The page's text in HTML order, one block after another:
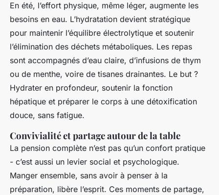
En été, l’effort physique, même léger, augmente les
besoins en eau. L’hydratation devient stratégique
pour maintenir l’équilibre électrolytique et soutenir
l’élimination des déchets métaboliques. Les repas
sont accompagnés d’eau claire, d’infusions de thym
ou de menthe, voire de tisanes drainantes. Le but ?
Hydrater en profondeur, soutenir la fonction
hépatique et préparer le corps à une détoxification
douce, sans fatigue.
Convivialité et partage autour de la table
La pension complète n’est pas qu’un confort pratique
- c’est aussi un levier social et psychologique.
Manger ensemble, sans avoir à penser à la
préparation, libère l’esprit. Ces moments de partage,